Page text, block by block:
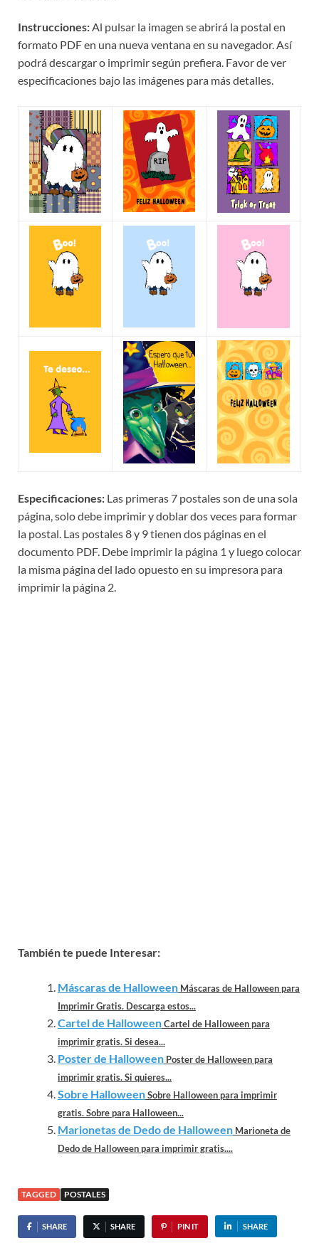
Instrucciones:Al pulsar la imagen se abrirá la postal en
formato PDF en una nueva ventana en su navegador. Así
podrá descargar o imprimir según prefiera. Favor de ver
especificaciones bajo las imágenes para más detalles.
Especificaciones: Las primeras 7 postales son de una sola
página, solo debe imprimir y doblar dos veces para formar
la postal. Las postales 8 y 9 tienen dos páginas en el
documento PDF. Debe imprimir la página 1 y luego colocar
la misma página del lado opuesto en su impresora para
imprimir la página 2.
También te puede Interesar:
Máscaras de Halloween Máscaras de Halloween para
Imprimir Gratis. Descarga estos...
Cartel de HalloweenCartel de Halloween para
imprimir gratis. Si desea...
Poster de Halloween Poster de Halloween para
imprimir gratis. Si quieres...
Sobre HalloweenSobre Halloween para imprimir
gratis. Sobre para Halloween...
Marionetas de Dedo de Halloween Marioneta de
Dedo de Halloween para imprimir gratis....
TAGGED POSTALES
SHARE SHARE PIN IT SHARE